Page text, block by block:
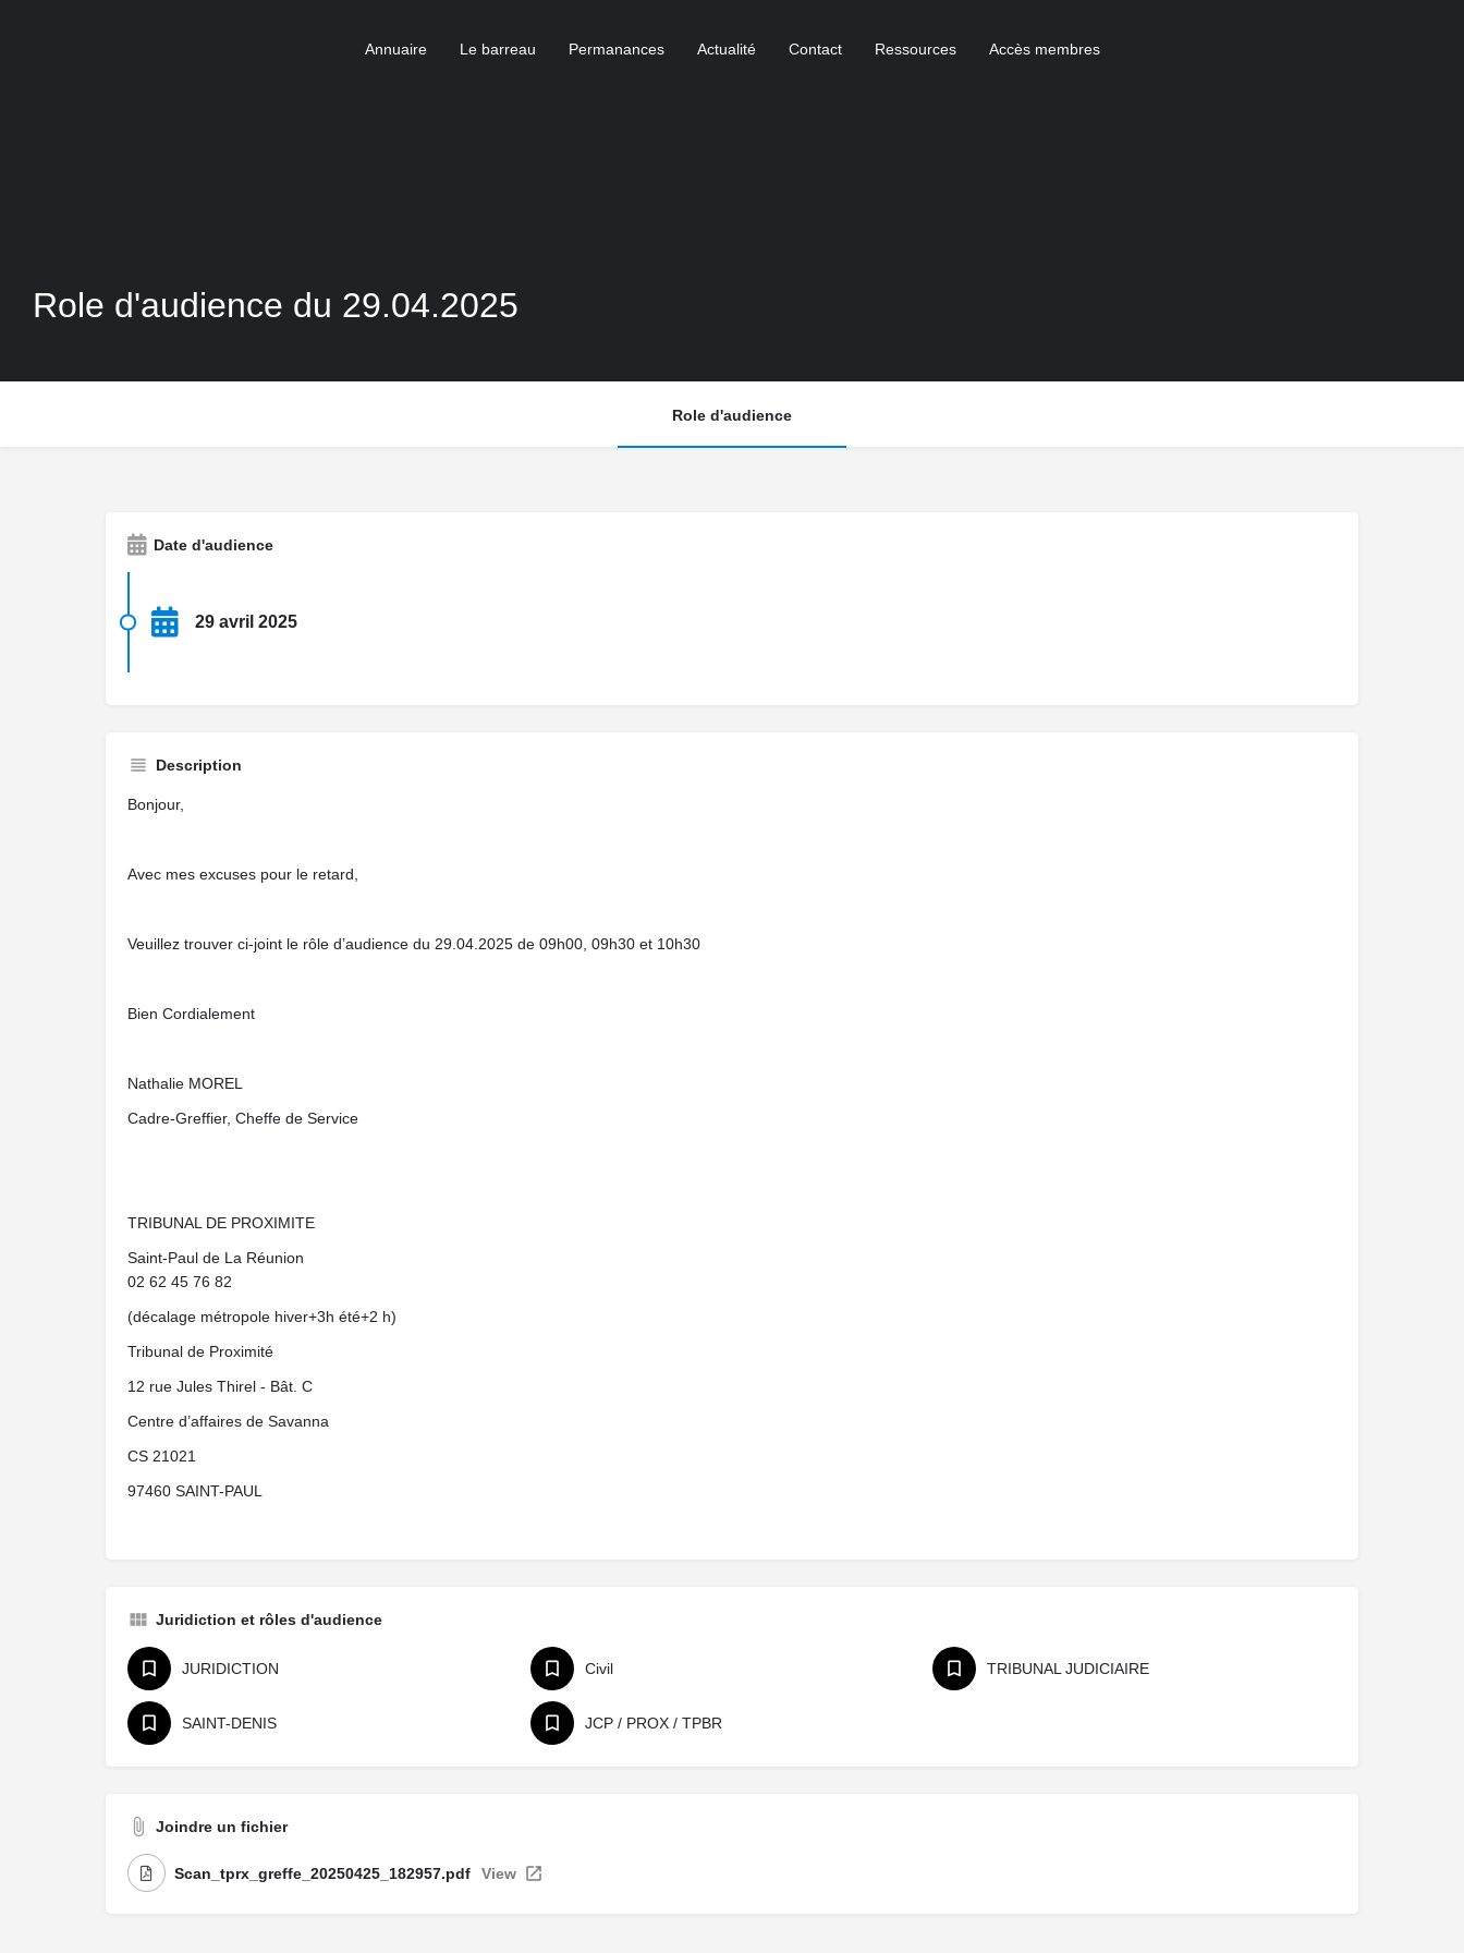
Annuaire Le barreau Permanances Actualité Contact Ressources Accès membres
Role d'audience du 29.04.2025
Role d'audience
Date d'audience
29 avril 2025
Description
Bonjour,
Avec mes excuses pour le retard,
Veuillez trouver ci-joint le rôle d’audience du 29.04.2025 de 09h00, 09h30 et 10h30
Bien Cordialement
Nathalie MOREL
Cadre-Greffier, Cheffe de Service
TRIBUNAL DE PROXIMITE
Saint-Paul de La Réunion
02 62 45 76 82
(décalage métropole hiver+3h été+2 h)
Tribunal de Proximité
12 rue Jules Thirel - Bât. C
Centre d’affaires de Savanna
CS 21021
97460 SAINT-PAUL
Juridiction et rôles d'audience
JURIDICTION Civil TRIBUNAL JUDICIAIRE
SAINT-DENIS JCP / PROX / TPBR
Joindre un fichier
Scan_tprx_greffe_20250425_182957.pdf View